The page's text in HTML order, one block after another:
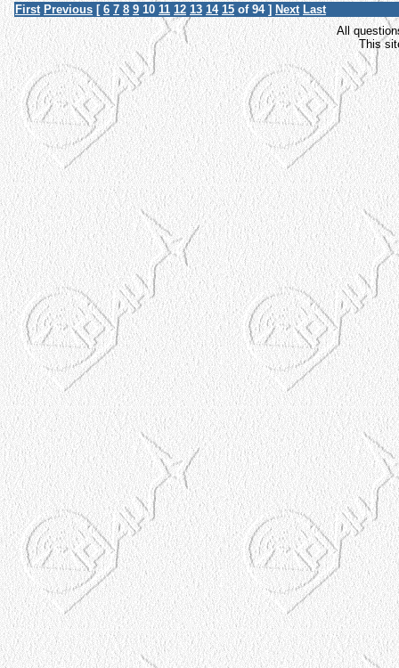
First Previous [ 6 7 8 9 10 11 12 13 14 15 of 94 ] Next Last
All
This